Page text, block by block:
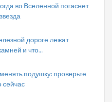
во Вселенной погаснет
дороге лежат
и что...
подушку: проверьте